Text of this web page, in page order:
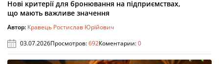
Нові критерії для бронювання на підприємствах,
що мають важливе значення
Автор: Кравець Ростислав Юрійович
03.07.2026Просмотров:692Коментарии:0